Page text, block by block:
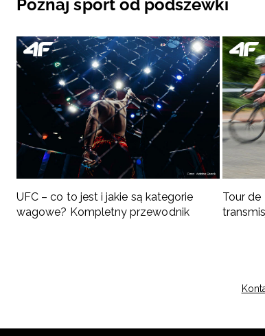
Poznaj sport od podszewki
UFC – co to jest i jakie są kategorie
wagowe? Kompletny przewodnik
Tour